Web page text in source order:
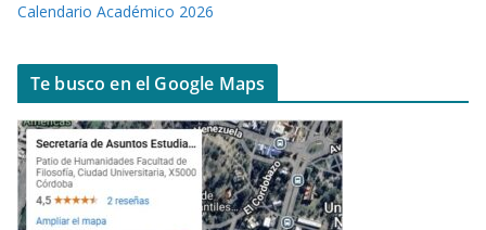
Calendario Académico 2026
Te busco en el Google Maps